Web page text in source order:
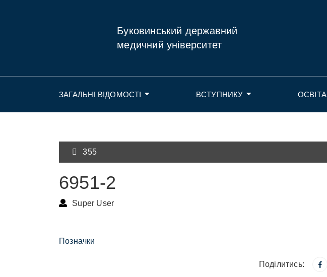
Буковинський державний
медичний університет
ЗАГАЛЬНІ ВІДОМОСТІ ВСТУПНИКУ ОСВІТА
355
6951-2
Super User
Позначки
Поділитись: